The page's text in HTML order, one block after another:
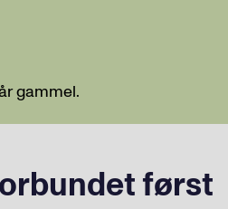
gammel.
først